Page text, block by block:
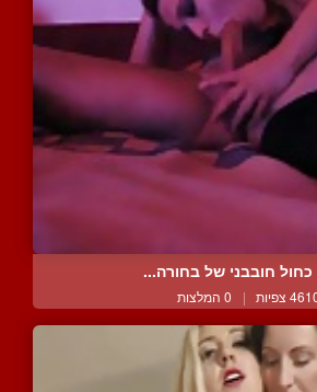
חובבני של בחורה...
צפיות | 0 המלצות